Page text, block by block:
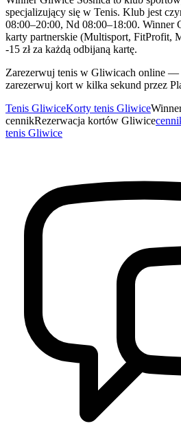
specjalizujący się w Tenis. Klub jest
08:00–20:00, Nd 08:00–18:00. Winner
karty partnerskie (Multisport, FitProfit,
-15 zł za każdą odbijaną kartę.
Zarezerwuj tenis w Gliwicach online —
zarezerwuj kort w kilka sekund przez
Tenis GliwiceKorty tenis Gliwice
cennikRezerwacja kortów Gliwice
tenis Gliwice